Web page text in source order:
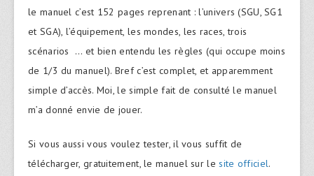
le manuel c’est 152 pages reprenant : l’univers (SGU, SG1
et SGA), l’équipement, les mondes, les races, trois
scénarios … et bien entendu les règles (qui occupe moins
de 1/3 du manuel). Bref c’est complet, et apparemment
simple d’accès. Moi, le simple fait de consulté le manuel
m’a donné envie de jouer.
Si vous aussi vous voulez tester, il vous suffit de
télécharger, gratuitement, le manuel sur lesite officiel.